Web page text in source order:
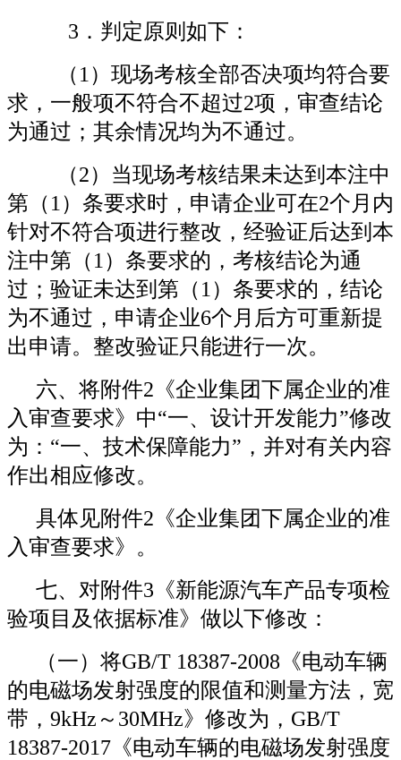
3．判定原则如下：
（1）现场考核全部否决项均符合要
求，一般项不符合不超过2项，审查结论
为通过；其余情况均为不通过。
（2）当现场考核结果未达到本注中
第（1）条要求时，申请企业可在2个月内
针对不符合项进行整改，经验证后达到本
注中第（1）条要求的，考核结论为通
过；验证未达到第（1）条要求的，结论
为不通过，申请企业6个月后方可重新提
出申请。整改验证只能进行一次。
六、将附件2《企业集团下属企业的准
入审查要求》中“一、设计开发能力”修改
为：“一、技术保障能力”，并对有关内容
作出相应修改。
具体见附件2《企业集团下属企业的准
入审查要求》。
七、对附件3《新能源汽车产品专项检
验项目及依据标准》做以下修改：
（一）将GB/T 18387-2008《电动车辆
的电磁场发射强度的限值和测量方法，宽
带，9kHz～30MHz》修改为，GB/T
18387-2017《电动车辆的电磁场发射强度